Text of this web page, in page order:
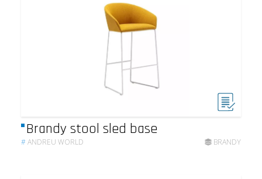
Brandy stool sled base
#ANDREU WORLD BRANDY